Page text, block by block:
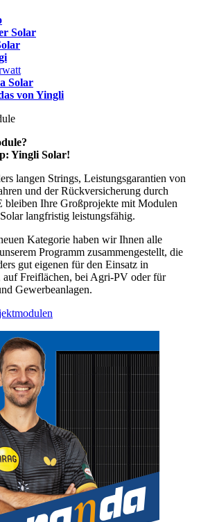
Solar
Solar
von Yingli
Yingli Solar!
langen Strings, Leistungsgarantien von
und der Rückversicherung durch
bleiben Ihre Großprojekte mit Modulen
langfristig leistungsfähig.
Kategorie haben wir Ihnen alle
Programm zusammengestellt, die
gut eigenen für den Einsatz in
auf Freiflächen, bei Agri-PV oder für
Gewerbeanlagen.